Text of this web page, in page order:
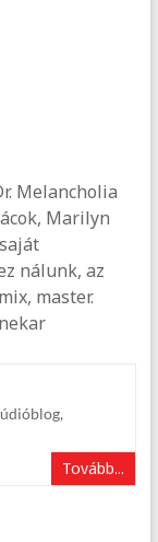
Melancholia
Marilyn
nálunk, az
master.
,
Tovább...